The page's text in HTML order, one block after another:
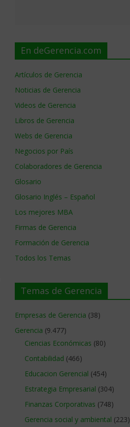
En deGerencia.com
Artículos de Gerencia
Noticias de Gerencia
Videos de Gerencia
Libros de Gerencia
Webs de Gerencia
Negocios por País
Colaboradores de Gerencia
Glosario
Glosario Inglés – Español
Los mejores MBA
Firmas de Gerencia
Formación de Gerencia
Todos los Temas
Temas de Gerencia
Empresas de Gerencia (38)
Gerencia (9.477)
Ciencias Económicas (80)
Contabilidad (466)
Educacion Gerencial (454)
Estrategia Empresarial (304)
Finanzas Corporativas (748)
Gerencia social y ambiental (223)